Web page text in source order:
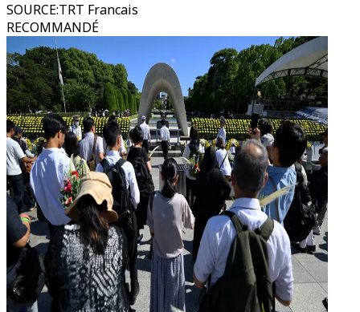
SOURCE:TRT Francais
RECOMMANDÉ